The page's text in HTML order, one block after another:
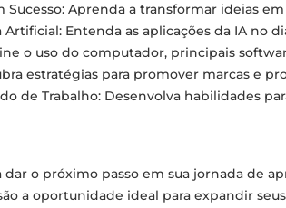
Aprenda a transformar ideias
Entenda as aplicações da IA no
o uso do computador, principais
estratégias para promover marcas e
de Trabalho: Desenvolva habilidades
dar o próximo passo em sua jornada de
a oportunidade ideal para expandir